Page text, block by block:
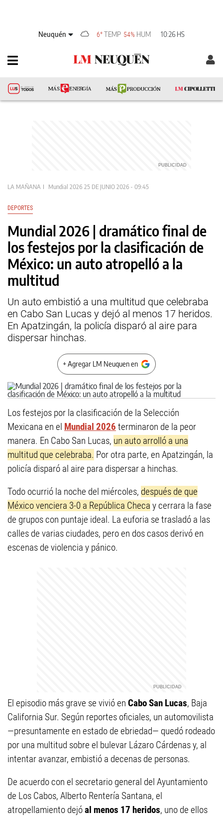
Neuquén 6° TEMP 54% HUM 10:26 HS
LA MAÑANA Mundial 2026 25 DE JUNIO 2026 - 09:45
DEPORTES
Mundial 2026 | dramático final de
los festejos por la clasificación de
México: un auto atropelló a la
multitud
Un auto embistió a una multitud que celebraba
en Cabo San Lucas y dejó al menos 17 heridos.
En Apatzingán, la policía disparó al aire para
dispersar hinchas.
+ Agregar LM Neuquen en
Los festejos por la clasificación de la Selección
Mexicana en el Mundial 2026 terminaron de la peor
manera. En Cabo San Lucas, un auto arrolló a una
multitud que celebraba. Por otra parte, en Apatzingán, la
policía disparó al aire para dispersar a hinchas.
Todo ocurrió la noche del miércoles, después de que
México venciera 3-0 a República Checa y cerrara la fase
de grupos con puntaje ideal. La euforia se trasladó a las
calles de varias ciudades, pero en dos casos derivó en
escenas de violencia y pánico.
El episodio más grave se vivió en Cabo San Lucas, Baja
California Sur. Según reportes oficiales, un automovilista
—presuntamente en estado de ebriedad— quedó rodeado
por una multitud sobre el bulevar Lázaro Cárdenas y, al
intentar avanzar, embistió a decenas de personas.
De acuerdo con el secretario general del Ayuntamiento
de Los Cabos, Alberto Rentería Santana, el
atropellamiento dejóal menos 17 heridos, uno de ellos